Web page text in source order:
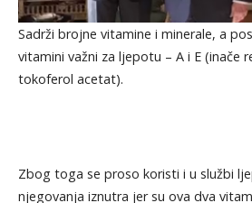
Sadrži brojne vitamine i minerale, a
vitamini važni za ljepotu – A i E (inače
tokoferol acetat).
Zbog toga se proso koristi i u službi
njegovanja iznutra jer su ova dva